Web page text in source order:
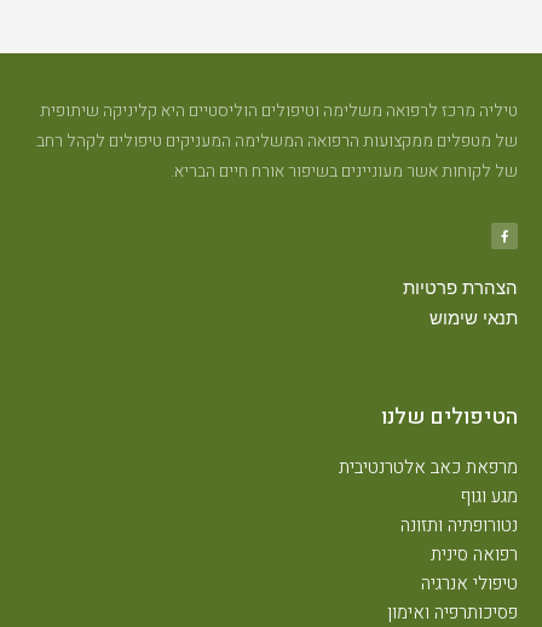
טיליה מרכז לרפואה משלימה וטיפולים הוליסטיים היא קליניקה שיתופית
של מטפלים ממקצועות הרפואה המשלימה המעניקים טיפולים לקהל רחב
של לקוחות אשר מעוניינים בשיפור אורח חיים הבריא.
הצהרת פרטיות
תנאי שימוש
הטיפולים שלנו
מרפאת כאב אלטרנטיבית
מגע וגוף
נטורופתיה ותזונה
רפואה סינית
טיפולי אנרגיה
פסיכותרפיה ואימון